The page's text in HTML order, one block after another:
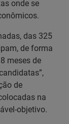
onde se
das 325
de forma
meses de
de
na
objetivo.